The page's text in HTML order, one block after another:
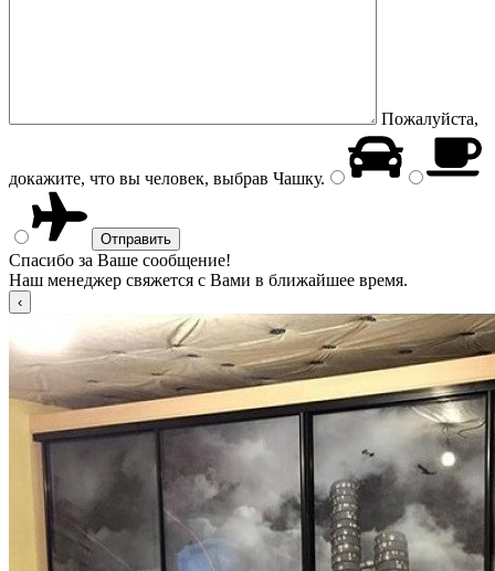
Пожалуйста,
докажите, что вы человек, выбрав Чашку.
Спасибо за Ваше сообщение!
Наш менеджер свяжется с Вами в ближайшее время.